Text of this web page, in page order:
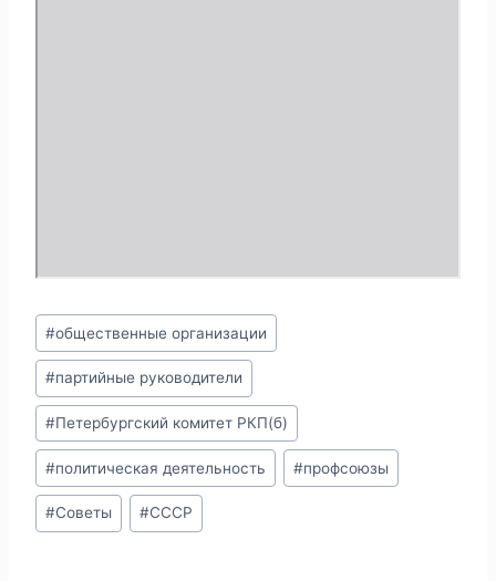
Метки
записи:
#общественные организации
#партийные руководители
#Петербургский комитет РКП(б)
#политическая деятельность #профсоюзы
#Советы #СССР